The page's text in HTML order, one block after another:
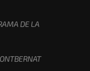
DE LA